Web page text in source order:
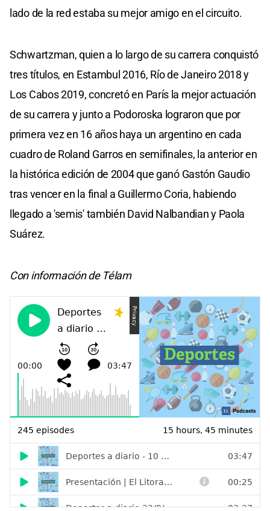
lado de la red estaba su mejor amigo en el circuito.
Schwartzman, quien a lo largo de su carrera conquistó
tres títulos, en Estambul 2016, Río de Janeiro 2018 y
Los Cabos 2019, concretó en París la mejor actuación
de su carrera y junto a Podoroska lograron que por
primera vez en 16 años haya un argentino en cada
cuadro de Roland Garros en semifinales, la anterior en
la histórica edición de 2004 que ganó Gastón Gaudio
tras vencer en la final a Guillermo Coria, habiendo
llegado a 'semis' también David Nalbandian y Paola
Suárez.
Con información de Télam